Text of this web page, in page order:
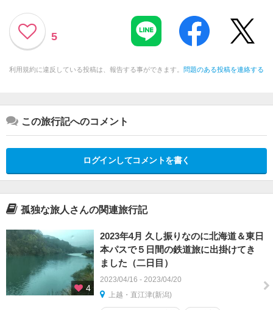
5
利用規約に違反している投稿は、報告する事ができます。 問題のある投稿を連絡する
この旅行記へのコメント
ログインしてコメントを書く
孤独な旅人さんの関連旅行記
4
2023年4月 久し振りなのに北海道＆東日
本パスで５日間の鉄道旅に出掛けてき
ました（二日目）
2023/04/16 - 2023/04/20
上越・直江津(新潟)